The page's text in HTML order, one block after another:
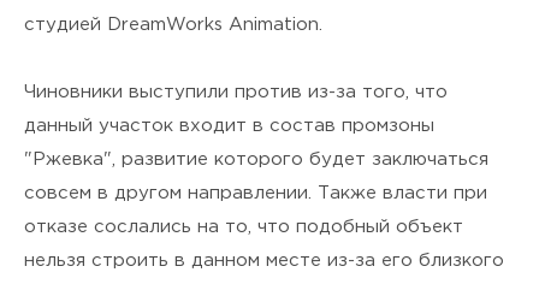
студией DreamWorks Animation.
Чиновники выступили против из-за того, что
данный участок входит в состав промзоны
"Ржевка", развитие которого будет заключаться
совсем в другом направлении. Также власти при
отказе сослались на то, что подобный объект
нельзя строить в данном месте из-за его близкого